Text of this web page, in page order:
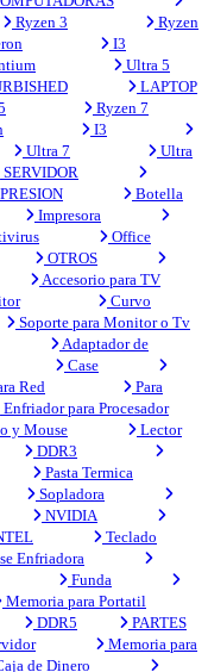
Ryzen 3
Ryzen
I3
Ultra 5
LAPTOP
Ryzen 7
I3
Ultra 7
Ultra
SERVIDOR
Botella
Impresora
Office
OTROS
Accesorio para TV
Curvo
Soporte para Monitor o Tv
Adaptador de
Case
Red
Para
Enfriador para Procesador
y Mouse
Lector
DDR3
Pasta Termica
Sopladora
NVIDIA
Teclado
Enfriadora
Funda
Memoria para Portatil
DDR5
PARTES
Memoria para
de Dinero